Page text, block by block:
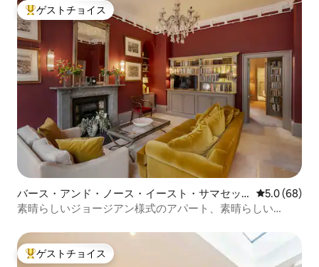
大好評のゲストチョイスです。
ゲストチョイス
バース・アンド・ノース・イースト・サマセッ
トのマンション・アパート
レビュー68
5.0 (68)
素晴らしいジョージアン様式のアパート、素晴らしい
大好評のゲストチョイスです。
ゲストチョイス